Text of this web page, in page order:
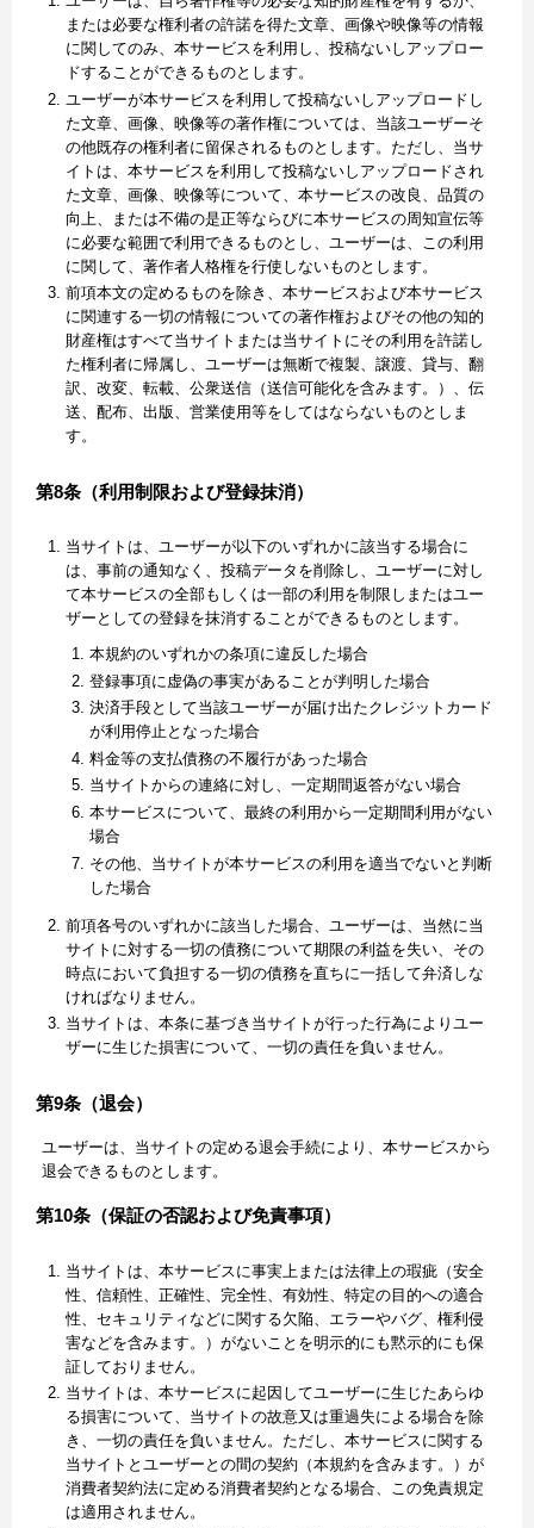
または必要な権利者の許諾を得た文章、画像や映像等の情報
に関してのみ、本サービスを利用し、投稿ないしアップロー
ドすることができるものとします。
ユーザーが本サービスを利用して投稿ないしアップロードし
た文章、画像、映像等の著作権については、当該ユーザーそ
の他既存の権利者に留保されるものとします。ただし、当サ
イトは、本サービスを利用して投稿ないしアップロードされ
た文章、画像、映像等について、本サービスの改良、品質の
向上、または不備の是正等ならびに本サービスの周知宣伝等
に必要な範囲で利用できるものとし、ユーザーは、この利用
に関して、著作者人格権を行使しないものとします。
前項本文の定めるものを除き、本サービスおよび本サービス
に関連する一切の情報についての著作権およびその他の知的
財産権はすべて当サイトまたは当サイトにその利用を許諾し
た権利者に帰属し、ユーザーは無断で複製、譲渡、貸与、翻
訳、改変、転載、公衆送信（送信可能化を含みます。）、伝
送、配布、出版、営業使用等をしてはならないものとしま
す。
第8条（利用制限および登録抹消）
当サイトは、ユーザーが以下のいずれかに該当する場合に
は、事前の通知なく、投稿データを削除し、ユーザーに対し
て本サービスの全部もしくは一部の利用を制限しまたはユー
ザーとしての登録を抹消することができるものとします。
本規約のいずれかの条項に違反した場合
登録事項に虚偽の事実があることが判明した場合
決済手段として当該ユーザーが届け出たクレジットカード
が利用停止となった場合
料金等の支払債務の不履行があった場合
当サイトからの連絡に対し、一定期間返答がない場合
本サービスについて、最終の利用から一定期間利用がない
場合
その他、当サイトが本サービスの利用を適当でないと判断
した場合
前項各号のいずれかに該当した場合、ユーザーは、当然に当
サイトに対する一切の債務について期限の利益を失い、その
時点において負担する一切の債務を直ちに一括して弁済しな
ければなりません。
当サイトは、本条に基づき当サイトが行った行為によりユー
ザーに生じた損害について、一切の責任を負いません。
第9条（退会）
ユーザーは、当サイトの定める退会手続により、本サービスから
退会できるものとします。
第10条（保証の否認および免責事項）
当サイトは、本サービスに事実上または法律上の瑕疵（安全
性、信頼性、正確性、完全性、有効性、特定の目的への適合
性、セキュリティなどに関する欠陥、エラーやバグ、権利侵
害などを含みます。）がないことを明示的にも黙示的にも保
証しておりません。
当サイトは、本サービスに起因してユーザーに生じたあらゆ
る損害について、当サイトの故意又は重過失による場合を除
き、一切の責任を負いません。ただし、本サービスに関する
当サイトとユーザーとの間の契約（本規約を含みます。）が
消費者契約法に定める消費者契約となる場合、この免責規定
は適用されません。